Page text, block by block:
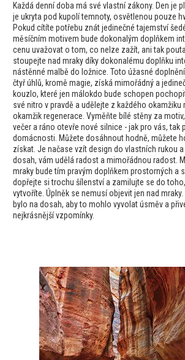
Každá denní doba má své vlastní zákony. Den je
je ukryta pod kupolí temnoty, osvětlenou pouze
Pokud cítíte potřebu znát jedinečné tajemství
měsíčním motivem bude dokonalým doplňkem
cenu uvažovat o tom, co nelze zažít, ani tak
stoupejte nad mraky díky dokonalému doplňku
nástěnné malbě do ložnice. Toto úžasné
čtyř úhlů, kromě magie, získá mimořádný a
kouzlo, které jen málokdo bude schopen
své nitro v pravdě a udělejte z každého okamžiku
okamžik regenerace. Vyměňte bílé stěny za
večer a ráno otevře nové silnice - jak pro vás, tak
domácnosti. Můžete dosáhnout hodně, můžete
získat. Je načase vzít design do vlastních rukou
dosah, vám udělá radost a mimořádnou radost.
mraky bude tím pravým doplňkem prostorných a
dopřejte si trochu šílenství a zamilujte se do
vytvoříte. Úplněk se nemusí objevit jen nad
bylo na dosah, aby to mohlo vyvolat úsměv a
nejkrásnější vzpomínky.